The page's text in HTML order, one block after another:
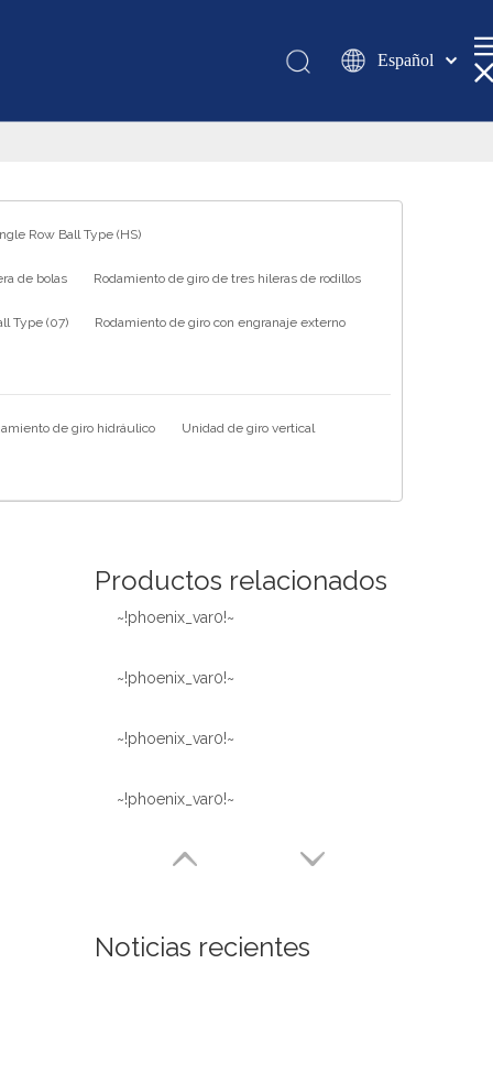
Español
românesc
Row Ball Type (HS)
de bolas Rodamiento de giro de tres hileras de rodillos
Type (07) Rodamiento de giro con engranaje externo
de giro hidráulico Unidad de giro vertical
Productos relacionados
~!phoenix_var0!~
~!phoenix_var0!~
~!phoenix_var0!~
~!phoenix_var0!~
Noticias recientes